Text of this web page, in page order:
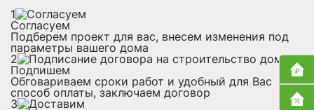
1
Согласуем
Подберем проект для вас, внесем изменения под
параметры вашего дома
2
Подпишем
Обговариваем сроки работ и удобный для Вас
способ оплаты, заключаем договор
3